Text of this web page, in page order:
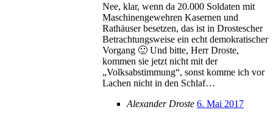
Nee, klar, wenn da 20.000 Soldaten mit
Maschinengewehren Kasernen und
Rathäuser besetzen, das ist in Drostescher
Betrachtungsweise ein echt demokratischer
Vorgang 🙂 Und bitte, Herr Droste,
kommen sie jetzt nicht mit der
„Volksabstimmung“, sonst komme ich vor
Lachen nicht in den Schlaf…
Alexander Droste 6. Mai 2017